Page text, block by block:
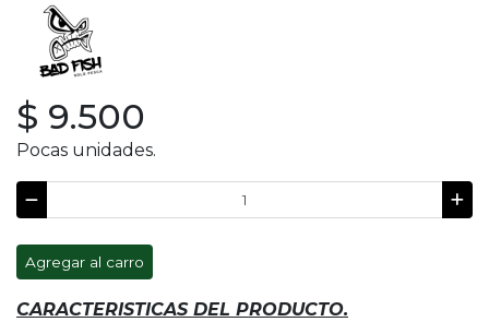
$ 9.500
Pocas unidades.
Agregar al carro
CARACTERISTICAS DEL PRODUCTO.